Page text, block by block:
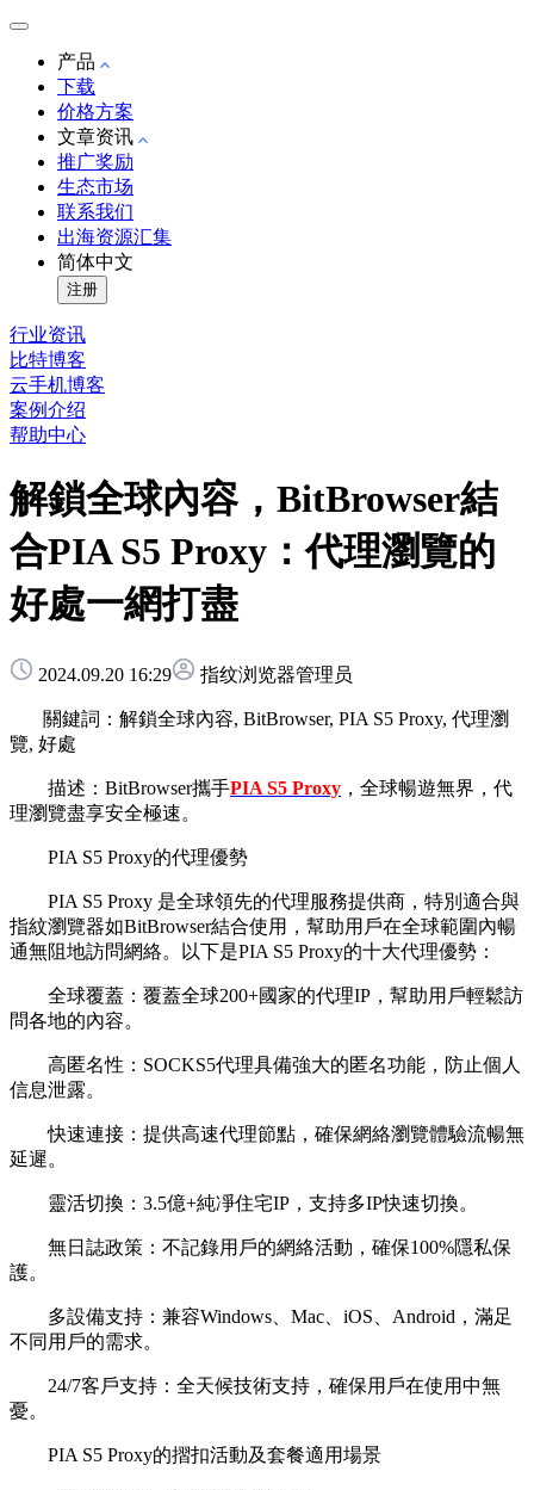
产品
下载
价格方案
文章资讯
推广奖励
生态市场
联系我们
出海资源汇集
简体中文
注册
行业资讯
比特博客
云手机博客
案例介绍
帮助中心
解鎖全球內容，BitBrowser結
合PIA S5 Proxy：代理瀏覽的
好處一網打盡
2024.09.20 16:29 指纹浏览器管理员
關鍵詞：解鎖全球內容, BitBrowser, PIA S5 Proxy, 代理瀏
覽, 好處
描述：BitBrowser攜手PIA S5 Proxy ，全球暢遊無界，代
理瀏覽盡享安全極速。
PIA S5 Proxy的代理優勢
PIA S5 Proxy 是全球領先的代理服務提供商，特別適合與
指紋瀏覽器如BitBrowser結合使用，幫助用戶在全球範圍內暢
通無阻地訪問網絡。以下是PIA S5 Proxy的十大代理優勢：
全球覆蓋：覆蓋全球200+國家的代理IP，幫助用戶輕鬆訪
問各地的內容。
高匿名性：SOCKS5代理具備強大的匿名功能，防止個人
信息泄露。
快速連接：提供高速代理節點，確保網絡瀏覽體驗流暢無
延遲。
靈活切換：3.5億+純凈住宅IP，支持多IP快速切換。
無日誌政策：不記錄用戶的網絡活動，確保100%隱私保
護。
多設備支持：兼容Windows、Mac、iOS、Android，滿足
不同用戶的需求。
24/7客戶支持：全天候技術支持，確保用戶在使用中無
憂。
PIA S5 Proxy的摺扣活動及套餐適用場景